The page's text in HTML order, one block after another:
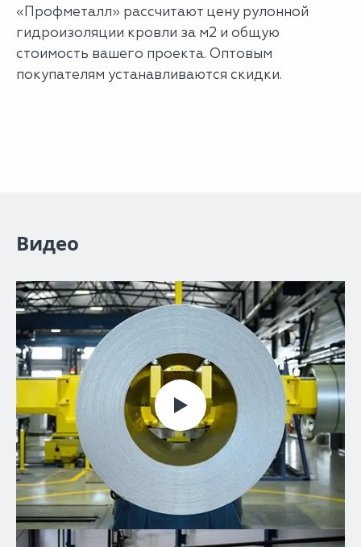
«Профметалл» рассчитают цену рулонной
гидроизоляции кровли за м2 и общую
стоимость вашего проекта. Оптовым
покупателям устанавливаются скидки.
Видео